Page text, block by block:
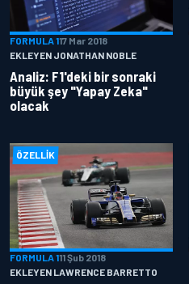
FORMULA 117 Mar 2018
EKLEYEN JONATHAN NOBLE
Analiz: F1'deki bir sonraki
büyük şey "Yapay Zeka"
olacak
ÖZELLIK
FORMULA 111 Şub 2018
EKLEYEN LAWRENCE BARRETTO